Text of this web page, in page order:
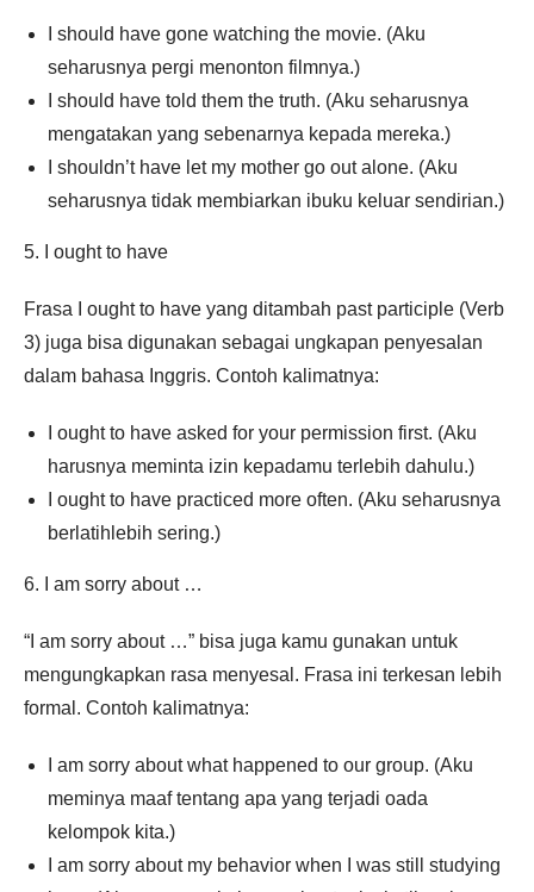
I should have gone watching the movie. (Aku
seharusnya pergi menonton filmnya.)
I should have told them the truth. (Aku seharusnya
mengatakan yang sebenarnya kepada mereka.)
I shouldn’t have let my mother go out alone. (Aku
seharusnya tidak membiarkan ibuku keluar sendirian.)
5. I ought to have
Frasa I ought to have yang ditambah past participle (Verb
3) juga bisa digunakan sebagai ungkapan penyesalan
dalam bahasa Inggris. Contoh kalimatnya:
I ought to have asked for your permission first. (Aku
harusnya meminta izin kepadamu terlebih dahulu.)
I ought to have practiced more often. (Aku seharusnya
berlatihlebih sering.)
6. I am sorry about …
“I am sorry about …” bisa juga kamu gunakan untuk
mengungkapkan rasa menyesal. Frasa ini terkesan lebih
formal. Contoh kalimatnya:
I am sorry about what happened to our group. (Aku
meminya maaf tentang apa yang terjadi oada
kelompok kita.)
I am sorry about my behavior when I was still studying